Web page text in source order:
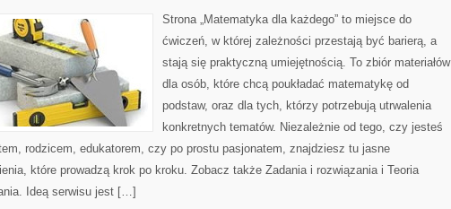
Strona „Matematyka dla każdego” to miejsce do
ćwiczeń, w której zależności przestają być barierą, a
stają się praktyczną umiejętnością. To zbiór materiałów
dla osób, które chcą poukładać matematykę od
podstaw, oraz dla tych, którzy potrzebują utrwalenia
konkretnych tematów. Niezależnie od tego, czy jesteś
rodzicem, edukatorem, czy po prostu pasjonatem, znajdziesz tu jasne
które prowadzą krok po kroku. Zobacz także Zadania i rozwiązania i Teoria
Ideą serwisu jest […]